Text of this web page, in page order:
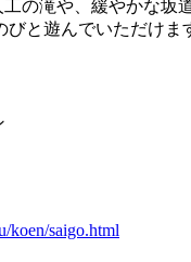
の滝や、緩やかな
と遊んでいただけま
koen/saigo.html